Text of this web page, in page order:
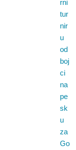
rni
tur
nir
u
od
boj
ci
na
pe
sk
u
za
Go